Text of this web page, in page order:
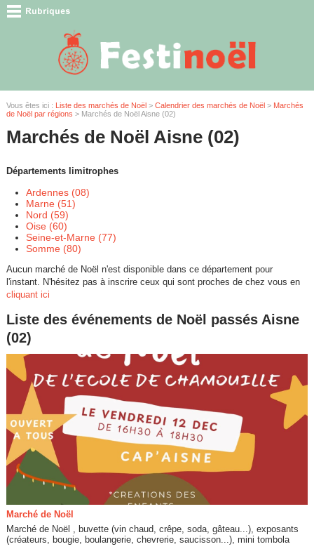
Vous êtes ici : Liste des marchés de Noël> Calendrier des marchés de Noël> Marchés
de Noël par régions > Marchés de Noël Aisne (02)
Marchés de Noël Aisne (02)
Départements limitrophes
Ardennes (08)
Marne (51)
Nord (59)
Oise (60)
Seine-et-Marne (77)
Somme (80)
Aucun marché de Noël n'est disponible dans ce département pour
l'instant. N'hésitez pas à inscrire ceux qui sont proches de chez vous en
cliquant ici
Liste des événements de Noël passés Aisne
(02)
Marché de Noël
Marché de Noël , buvette (vin chaud, crêpe, soda, gâteau...), exposants
(créateurs, bougie, boulangerie, chevrerie, saucisson...), mini tombola